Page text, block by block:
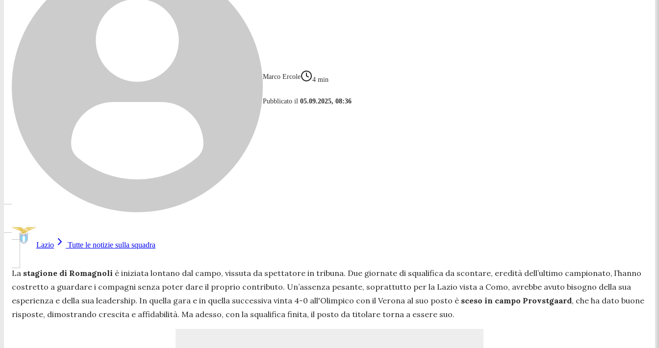
Marco Ercole 4 min
Pubblicato il 05.09.2025, 08:36
Lazio Tutte le notizie sulla squadra
La stagione di Romagnoli è iniziata lontano dal campo, vissuta da spettatore in tribuna. Due giornate di squalifica da scontare, eredità dell’ultimo campionato, l’hanno
costretto a guardare i compagni senza poter dare il proprio contributo. Un’assenza pesante, soprattutto per la Lazio vista a Como, avrebbe avuto bisogno della sua
esperienza e della sua leadership. In quella gara e in quella successiva vinta 4-0 all'Olimpico con il Verona al suo posto è sceso in campo Provstgaard, che ha dato buone
risposte, dimostrando crescita e affidabilità. Ma adesso, con la squalifica finita, il posto da titolare torna a essere suo.